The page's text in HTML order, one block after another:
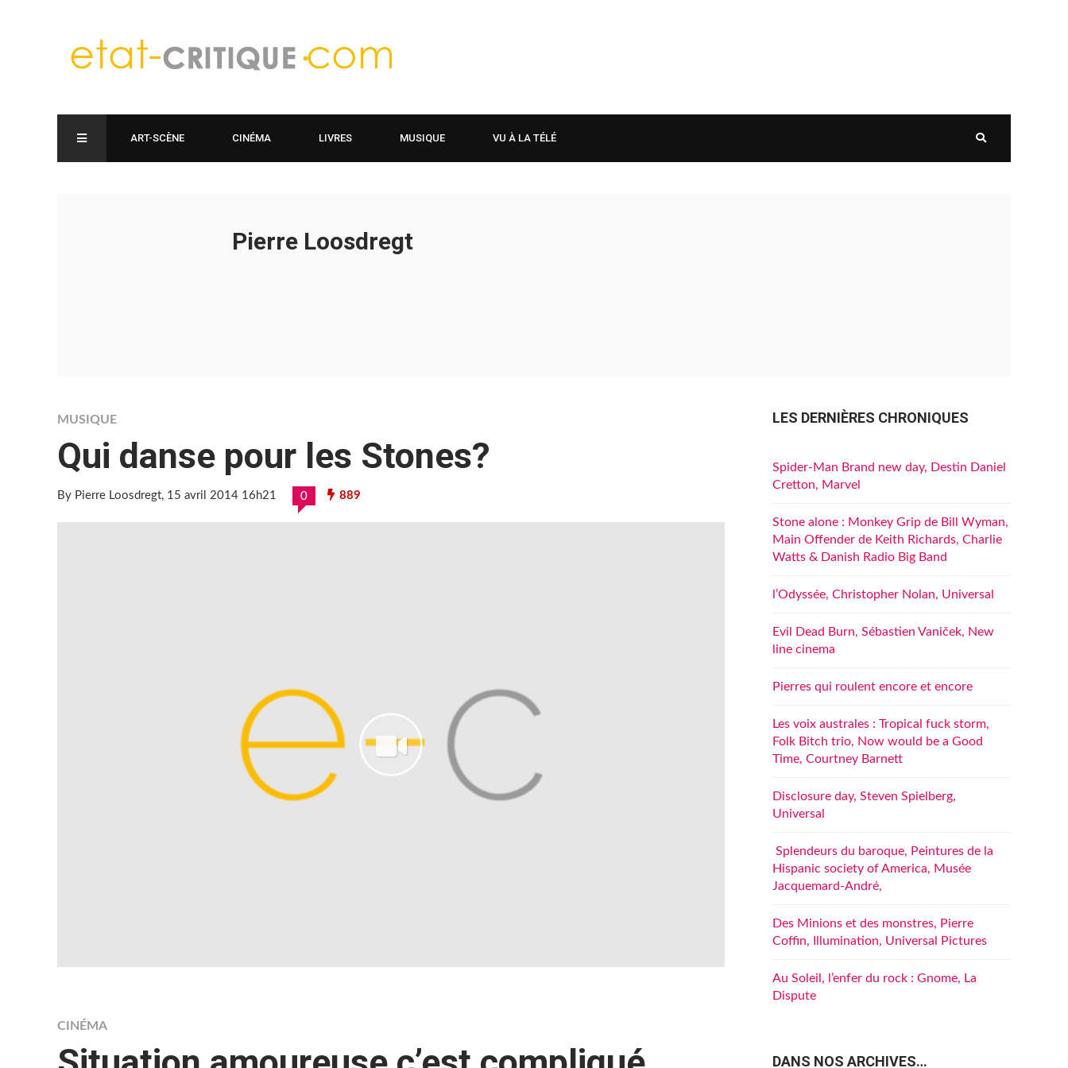
ART-SCÈNE CINÉMA LIVRES MUSIQUE VU À LA TÉLÉ
Pierre Loosdregt
MUSIQUE
Qui danse pour les Stones?
By Pierre Loosdregt, 15 avril 2014 16h21 0 889
CINÉMA
LES DERNIÈRES CHRONIQUES
Spider-Man Brand new day, Destin Daniel
Cretton, Marvel
Stone alone : Monkey Grip de Bill Wyman,
Main Offender de Keith Richards, Charlie
Watts & Danish Radio Big Band
l’Odyssée, Christopher Nolan, Universal
Evil Dead Burn, Sébastien Vaniček, New
line cinema
Pierres qui roulent encore et encore
Les voix australes : Tropical fuck storm,
Folk Bitch trio, Now would be a Good
Time, Courtney Barnett
Disclosure day, Steven Spielberg,
Universal
Splendeurs du baroque, Peintures de la
Hispanic society of America, Musée
Jacquemard-André,
Des Minions et des monstres, Pierre
Coffin, Illumination, Universal Pictures
Au Soleil, l’enfer du rock : Gnome, La
Dispute
DANS NOS ARCHIVES…